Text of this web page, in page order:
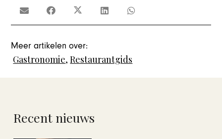
Meer artikelen over:
Gastronomie,Restaurantgids
Recent nieuws